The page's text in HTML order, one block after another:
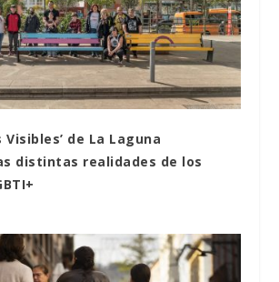
Visibles’ de La Laguna
distintas realidades de los